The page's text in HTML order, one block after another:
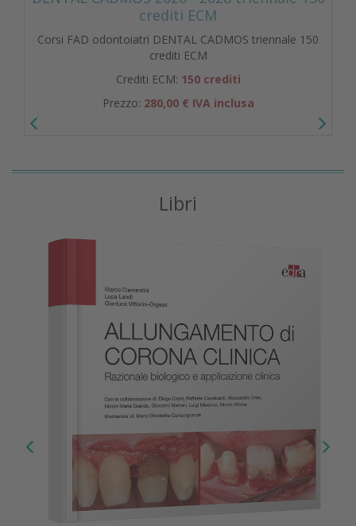
crediti ECM
Corsi FAD odontoiatri DENTAL CADMOS triennale 150
crediti ECM
Crediti ECM: 150 crediti
Prezzo: 280,00 € IVA inclusa
Libri